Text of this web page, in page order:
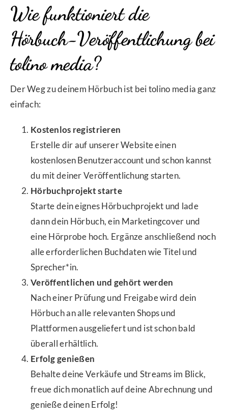
Wie funktioniert die
Hörbuch-Veröffentlichung bei
tolino media?
Der Weg zu deinem Hörbuch ist bei tolino media ganz
einfach:
Kostenlos registrieren
Erstelle dir auf unserer Website einen
kostenlosen Benutzeraccount und schon kannst
du mit deiner Veröffentlichung starten.
Hörbuchprojekt starte
Starte dein eignes Hörbuchprojekt und lade
dann dein Hörbuch, ein Marketingcover und
eine Hörprobe hoch. Ergänze anschließend noch
alle erforderlichen Buchdaten wie Titel und
Sprecher*in.
Veröffentlichen und gehört werden
Nach einer Prüfung und Freigabe wird dein
Hörbuch an alle relevanten Shops und
Plattformen ausgeliefert und ist schon bald
überall erhältlich.
Erfolg genießen
Behalte deine Verkäufe und Streams im Blick,
freue dich monatlich auf deine Abrechnung und
genieße deinen Erfolg!